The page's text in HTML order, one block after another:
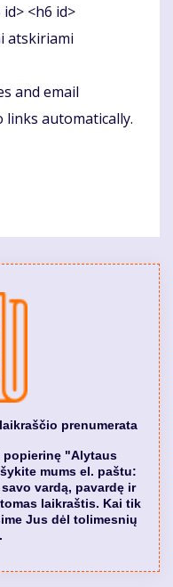
<h6 id>
atskiriami
and email
automatically.
prenumerata
popierinę "Alytaus
mums el. paštu:
vardą, pavardę ir
laikraštis. Kai tik
Jus dėl tolimesnių